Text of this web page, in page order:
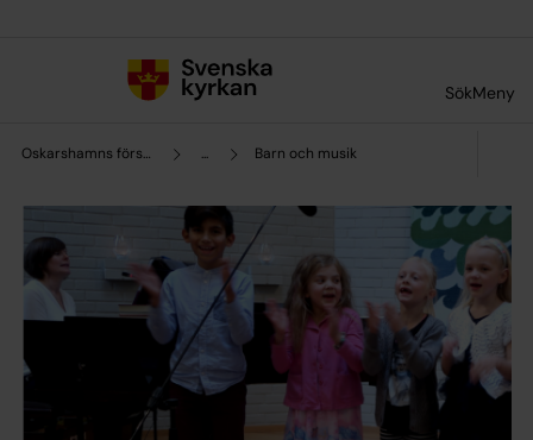
SökMeny
Oskarshamns församling ... Barn och musik